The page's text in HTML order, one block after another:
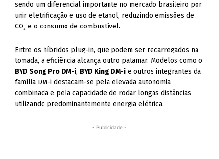
sendo um diferencial importante no mercado brasileiro por
unir eletrificação e uso de etanol, reduzindo emissões de
CO₂ e o consumo de combustível.
Entre os híbridos plug-in, que podem ser recarregados na
tomada, a eficiência alcança outro patamar. Modelos como o
BYD Song Pro DM-i, BYD King DM-i e outros integrantes da
família DM-i destacam-se pela elevada autonomia
combinada e pela capacidade de rodar longas distâncias
utilizando predominantemente energia elétrica.
- Publicidade -